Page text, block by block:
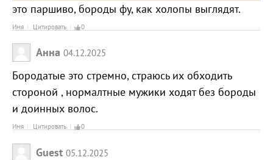
это паршиво, бороды фу, как холопы выглядят.
Имя Цитировать 0
Анна 04.12.2025
Бородатые это стремно, страюсь их обходить
стороной , нормалтные мужики ходят без бороды
и доинных волос.
Имя Цитировать 0
Guest 05.12.2025